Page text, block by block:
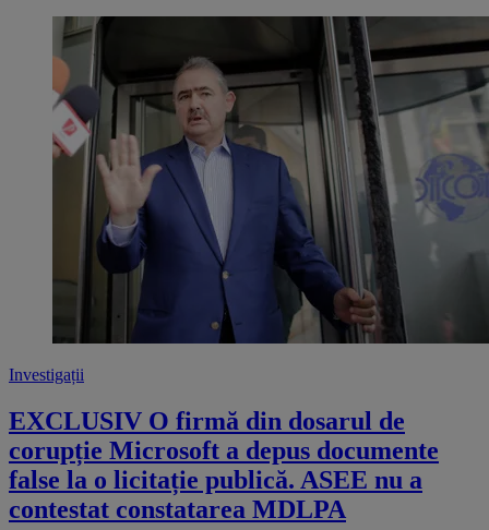
Investigații
EXCLUSIV O firmă din dosarul de
corupție Microsoft a depus documente
false la o licitație publică. ASEE nu a
contestat constatarea MDLPA